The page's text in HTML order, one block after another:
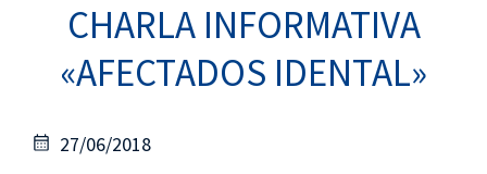
CHARLA INFORMATIVA
«AFECTADOS IDENTAL»
27/06/2018